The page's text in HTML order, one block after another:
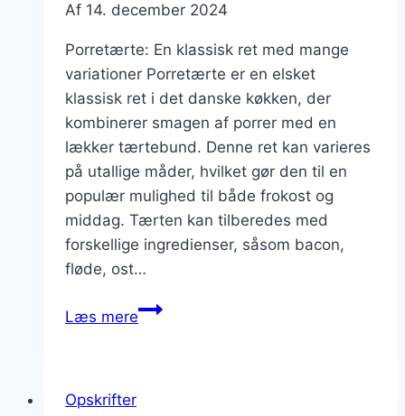
Af 14. december 2024
Porretærte: En klassisk ret med mange
variationer Porretærte er en elsket
klassisk ret i det danske køkken, der
kombinerer smagen af porrer med en
lækker tærtebund. Denne ret kan varieres
på utallige måder, hvilket gør den til en
populær mulighed til både frokost og
middag. Tærten kan tilberedes med
forskellige ingredienser, såsom bacon,
fløde, ost…
Læs merePorretærte
Opskrifter